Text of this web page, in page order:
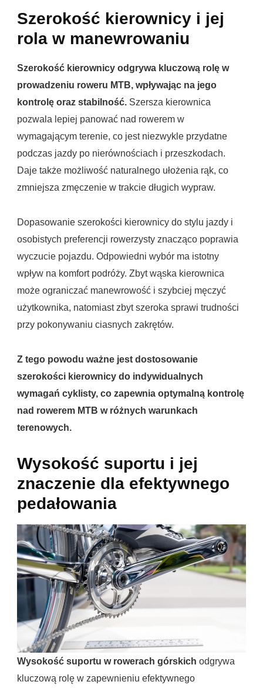
Szerokość kierownicy i jej
rola w manewrowaniu
Szerokość kierownicy odgrywa kluczową rolę w
prowadzeniu roweru MTB, wpływając na jego
kontrolę oraz stabilność. Szersza kierownica
pozwala lepiej panować nad rowerem w
wymagającym terenie, co jest niezwykle przydatne
podczas jazdy po nierównościach i przeszkodach.
Daje także możliwość naturalnego ułożenia rąk, co
zmniejsza zmęczenie w trakcie długich wypraw.
Dopasowanie szerokości kierownicy do stylu jazdy i
osobistych preferencji rowerzysty znacząco poprawia
wyczucie pojazdu. Odpowiedni wybór ma istotny
wpływ na komfort podróży. Zbyt wąska kierownica
może ograniczać manewrowość i szybciej męczyć
użytkownika, natomiast zbyt szeroka sprawi trudności
przy pokonywaniu ciasnych zakrętów.
Z tego powodu ważne jest dostosowanie
szerokości kierownicy do indywidualnych
wymagań cyklisty, co zapewnia optymalną kontrolę
nad rowerem MTB w różnych warunkach
terenowych.
Wysokość suportu i jej
znaczenie dla efektywnego
pedałowania
Wysokość suportu w rowerach górskich odgrywa
kluczową rolę w zapewnieniu efektywnego